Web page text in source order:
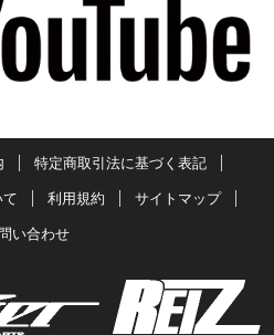
特定商取引法に基づく表記
利用規約 サイトマップ
い合わせ